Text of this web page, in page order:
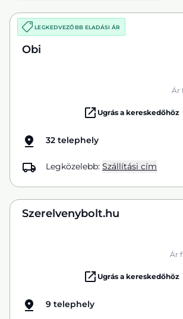
LEGKEDVEZŐBB ELADÁSI ÁR
Obi
Ár
Ugrás a kereskedőhöz
32 telephely
Legközelebb: Szállítási cím
Szerelvenybolt.hu
Ár
Ugrás a kereskedőhöz
9 telephely